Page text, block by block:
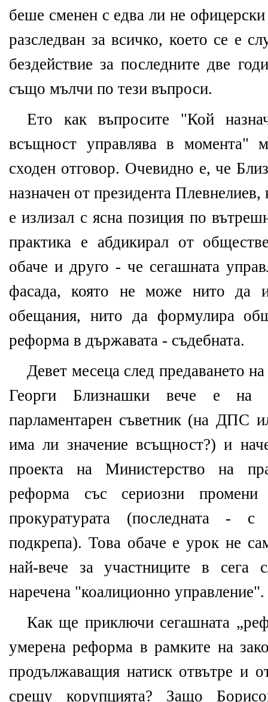
беше сменен с едва ли не
разследван за всичко, което се е
бездействие за последните две
също мълчи по тези въпроси.
Ето как въпросите "Кой
всъщност управлява в момента"
сходен отговор. Очевидно е, че
назначен от президента
е излизал с ясна позиция по
практика е абдикирал от
обаче и друго - че сегашната
фасада, която не може нито да
обещания, нито да формулира
реформа в държавата - съдебната.
Девет месеца след предаването
Георги Близнашки вече е на
парламентарен съветник (на ДПС
има ли значение всъщност?) и
проекта на Министерство на
реформа със сериозни
прокуратурата (последната -
подкрепа). Това обаче е урок не
най-вече за участниците в сега
наречена "коалиционно управление".
Как ще приключи сегашната
умерена реформа в рамките на
продължаващия натиск отвътре и
срещу корупцията? Защо